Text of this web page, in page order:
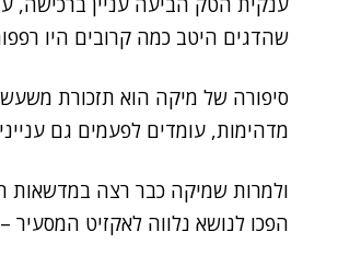
שהדגים היטב כמה קרובים היו
סיפורה של מיקה הוא תזכורת
מדהימות, עומדים לפעמים גם
ולמרות שמיקה כבר רצה במדשאות
הפכו לנושא נלווה לאקזיט המסעיר